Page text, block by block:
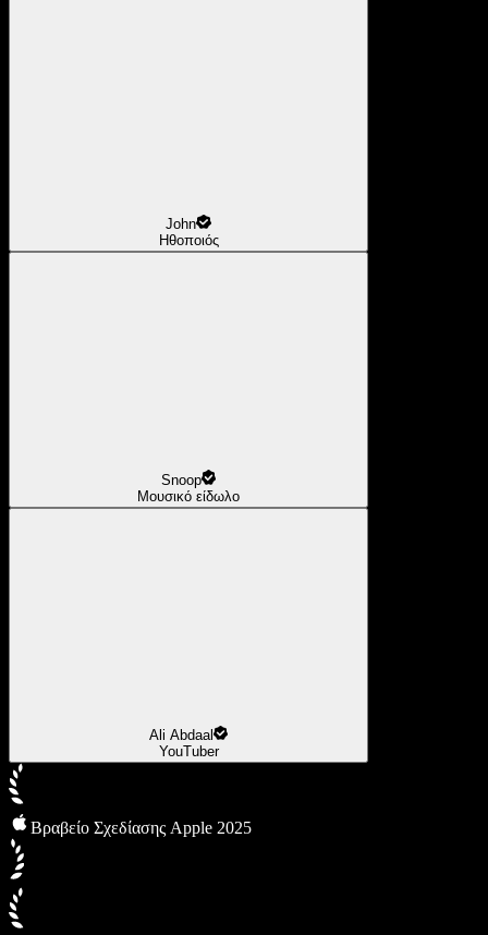
John
Ηθοποιός
Snoop
Μουσικό είδωλο
Ali Abdaal
YouTuber
Βραβείο Σχεδίασης Apple 2025